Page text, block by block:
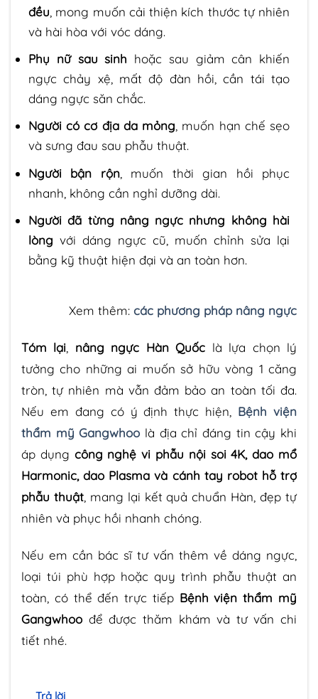
đều , mong muốn cải thiện kích thước tự nhiên
và hài hòa với vóc dáng.
Phụ nữ sau sinh hoặc sau giảm cân khiến
ngực chảy xệ, mất độ đàn hồi, cần tái tạo
dáng ngực săn chắc.
Người có cơ địa da mỏng, muốn hạn chế sẹo
và sưng đau sau phẫu thuật.
Người bận rộn, muốn thời gian hồi phục
nhanh, không cần nghỉ dưỡng dài.
Người đã từng nâng ngực nhưng không hài
lòng với dáng ngực cũ, muốn chỉnh sửa lại
bằng kỹ thuật hiện đại và an toàn hơn.
Xem thêm: các phương pháp nâng ngực
Tóm lại nâng ngực Hàn Quốc là lựa chọn lý
tưởng cho những ai muốn sở hữu vòng 1 căng
tròn, tự nhiên mà vẫn đảm bảo an toàn tối đa.
Nếu em đang có ý định thực hiện, Bệnh viện
thẩm mỹ Gangwhoo là địa chỉ đáng tin cậy khi
áp dụng công nghệ vi phẫu nội soi 4K, dao mổ
Harmonic, dao Plasma và cánh tay robot hỗ trợ
phẫu thuật, mang lại kết quả chuẩn Hàn, đẹp tự
nhiên và phục hồi nhanh chóng.
Nếu em cần bác sĩ tư vấn thêm về dáng ngực,
loại túi phù hợp hoặc quy trình phẫu thuật an
toàn, có thể đến trực tiếp Bệnh viện thẩm mỹ
Gangwhoo để được thăm khám và tư vấn chi
tiết nhé.
Trả lời